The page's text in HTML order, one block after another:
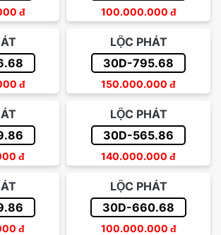
đ 100.000.000 đ
đ
LỘC PHÁT
30D-795.68
150.000.000 đ
đ
LỘC PHÁT
30D-565.86
140.000.000 đ
đ
LỘC PHÁT
30D-660.68
100.000.000 đ